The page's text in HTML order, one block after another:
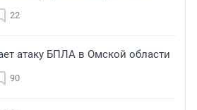
22
атаку БПЛА в Омской области
90